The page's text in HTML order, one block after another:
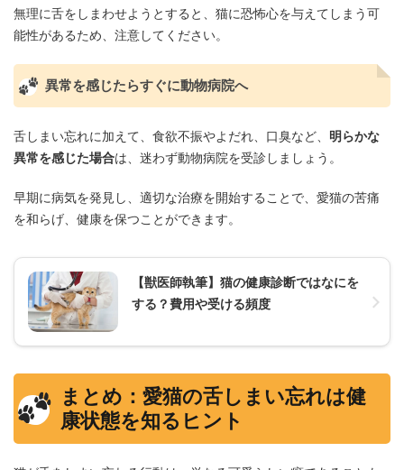
無理に舌をしまわせようとすると、猫に恐怖心を与えてしまう可
能性があるため、注意してください。
異常を感じたらすぐに動物病院へ
舌しまい忘れに加えて、食欲不振やよだれ、口臭など、 明らかな
異常を感じた場合は、迷わず動物病院を受診しましょう。
早期に病気を発見し、適切な治療を開始することで、愛猫の苦痛
を和らげ、健康を保つことができます。
【獣医師執筆】猫の健康診断ではなにを
する？費用や受ける頻度
まとめ：愛猫の舌しまい忘れは健
康状態を知るヒント